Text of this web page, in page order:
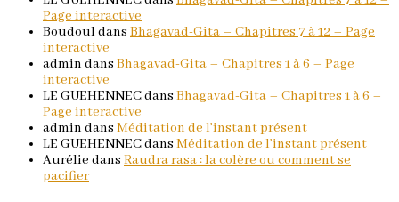
Page interactive
Boudouldans Bhagavad-Gita – Chapitres 7 à 12 – Page
interactive
admin dans Bhagavad-Gita – Chapitres 1 à 6 – Page
interactive
LE GUEHENNECdans Bhagavad-Gita – Chapitres 1 à 6 –
Page interactive
admin dans Méditation de l’instant présent
LE GUEHENNECdans Méditation de l’instant présent
Aurélie dans Raudra rasa : la colère ou comment se
pacifier